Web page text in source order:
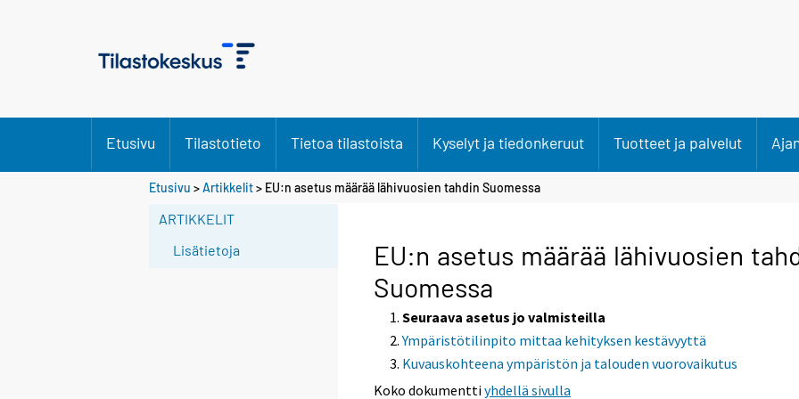
Etusivu Tilastotieto Tietoa tilastoista Kyselyt ja tiedonkeruut Tuotteet ja palvelut
Etusivu >Artikkelit> EU:n asetus määrää lähivuosien tahdin Suomessa
ARTIKKELIT
Lisätietoja
EU:n asetus määrää lähivuosien
Suomessa
Seuraava asetus jo valmisteilla
Ympäristötilinpito mittaa kehityksen kestävyyttä
Kuvauskohteena ympäristön ja talouden vuorovaikutus
Koko dokumenttiyhdellä sivulla
S